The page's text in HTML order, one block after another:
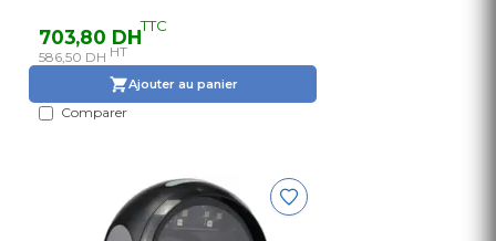
703,80 DHTTC
586,50 DH HT
Ajouter au panier
Comparer